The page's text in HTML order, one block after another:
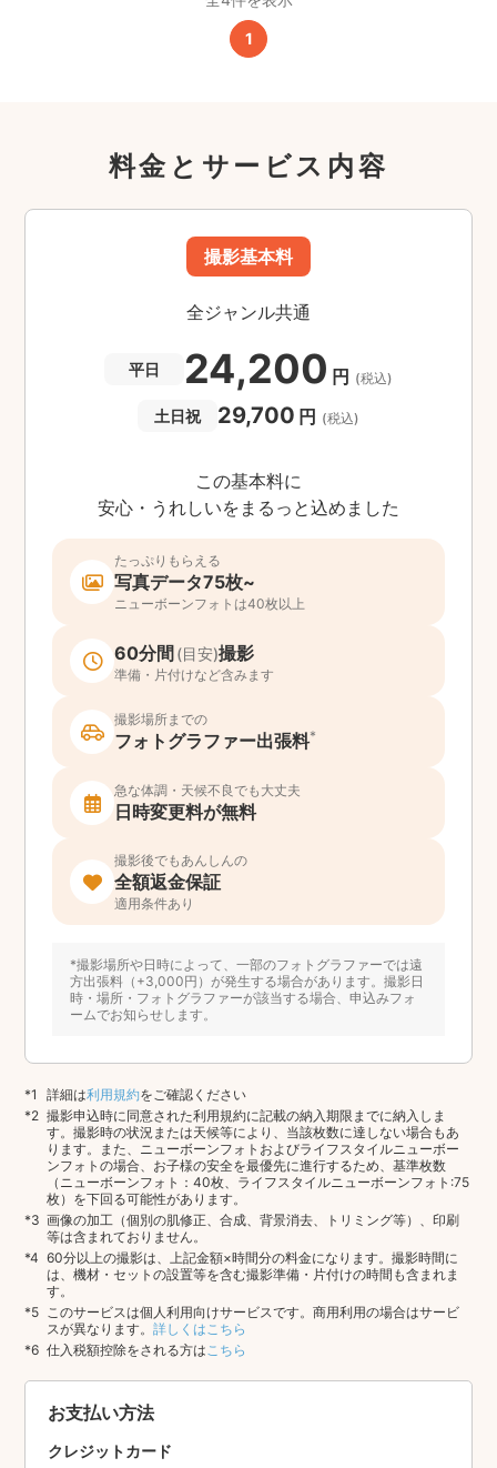
1
料金とサービス内容
撮影基本料
全ジャンル共通
平日 24,200 円 (税込)
土日祝 29,700 円 (税込)
この基本料に
安心・うれしいをまるっと込めました
たっぷりもらえる
写真データ75枚~
ニューボーンフォトは40枚以上
60分間(目安)撮影
準備・片付けなど含みます
撮影場所までの
フォトグラファー出張料*
急な体調・天候不良でも大丈夫
日時変更料が無料
撮影後でもあんしんの
全額返金保証
適用条件あり
*撮影場所や日時によって、一部のフォトグラファーでは遠
方出張料（+3,000円）が発生する場合があります。撮影日
時・場所・フォトグラファーが該当する場合、申込みフォ
ームでお知らせします。
詳細は利用規約をご確認ください
撮影申込時に同意された利用規約に記載の納入期限までに納入しま
す。撮影時の状況または天候等により、当該枚数に達しない場合もあ
ります。また、ニューボーンフォトおよびライフスタイルニューボー
ンフォトの場合、お子様の安全を最優先に進行するため、基準枚数
（ニューボーンフォト：40枚、ライフスタイルニューボーンフォト:75
枚）を下回る可能性があります。
画像の加工（個別の肌修正、合成、背景消去、トリミング等）、印刷
等は含まれておりません。
60分以上の撮影は、上記金額×時間分の料金になります。撮影時間に
は、機材・セットの設置等を含む撮影準備・片付けの時間も含まれま
す。
このサービスは個人利用向けサービスです。商用利用の場合はサービ
スが異なります。詳しくはこちら
仕入税額控除をされる方はこちら
お支払い方法
クレジットカード